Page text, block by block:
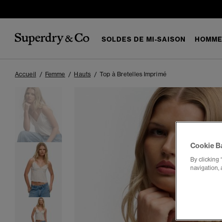
SOLDES DE MI-SAISON
Accueil Femme Hauts Top à Bretelles Imprimé
Cookie
By clicking
navigation,